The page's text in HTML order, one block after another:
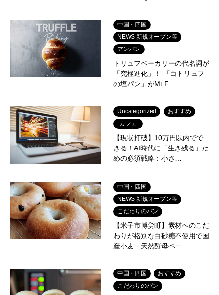
中国・四国
NEWS 新規オープン等
アンパン
トリュフベーカリーの代名詞が
「究極進化」！ 「白トリュフ
の塩パン」がMt.F…
Uncategorized
おすすめ
カフェ
【現状打破】10万円以内でで
きる！AI時代に「生き残る」た
めの必須戦略：小さ…
中国・四国
NEWS 新規オープン等
こだわりのパン
【米子市博労町】素材へのこだ
わりが格別な白砂糖不使用で国
産小麦・天然酵母ベー…
中国・四国
おすすめ
こだわりのパン